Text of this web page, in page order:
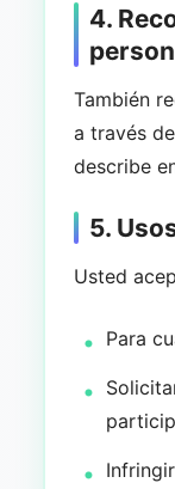
4.
También
a través
describe
5.
Usted
Para